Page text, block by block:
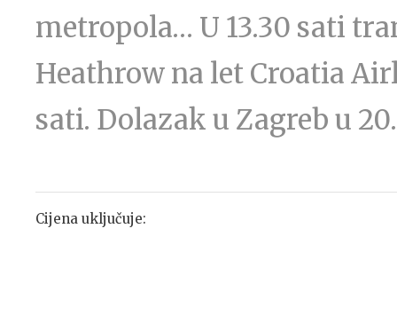
metropola… U 13.30 sati
Heathrow na let Croatia
sati. Dolazak u Zagreb u
Cijena uključuje: